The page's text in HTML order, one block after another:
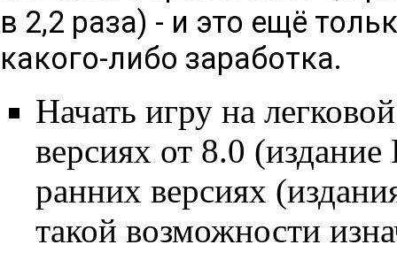
в 2,2 раза) - и это ещё
какого-либо заработка.
Начать игру на
версиях от 8.0
ранних версиях
такой возможности